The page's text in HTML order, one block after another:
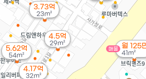
월 125
41m²
매물
5.62억
54m²
3.73억
23m²
4.17억
32m²
4.5억
29m²